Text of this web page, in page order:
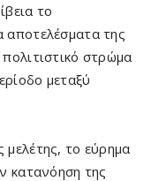
το
αποτελέσματα της
στρώμα
μεταξύ
το εύρημα
κατανόηση της